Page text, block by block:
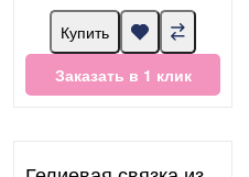
Купить
Заказать в 1 клик